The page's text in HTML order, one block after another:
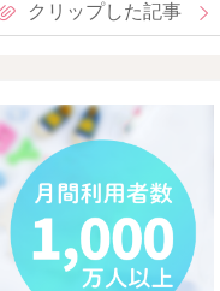
クリップした記事